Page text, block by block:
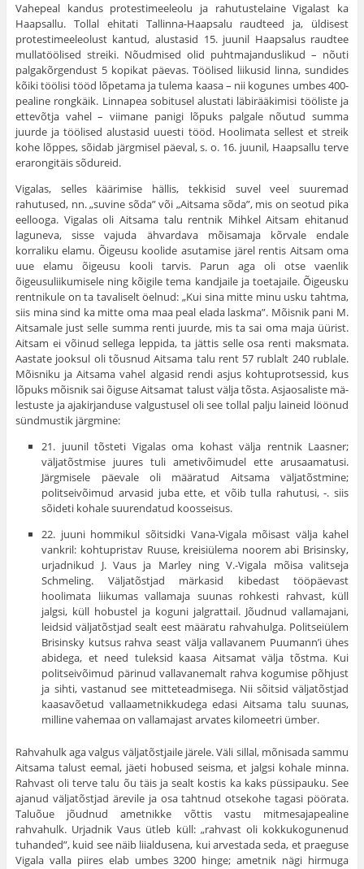
Vahepeal kandus protestimeeleolu ja rahutustelaine Vigalast ka
Haapsallu. Tollal ehitati Tallinna-Haapsalu raudteed ja, ül­disest
protestimeeleolust kantud, alustasid 15. juunil Haapsalus raudtee
mullatöölised streiki. Nõudmised olid puhtmajandus­likud – nõuti
palgakõrgendust 5 kopikat päevas. Töölised lii­kusid linna, sundides
kõiki töölisi tööd lõpetama ja tulema kaasa – nii kogunes umbes 400-
pealine rongkäik. Linnapea sobitusel alustati läbirääkimisi tööliste ja
ettevõtja vahel – viimane panigi lõpuks palgale nõutud summa
juurde ja töölised alustasid uuesti tööd. Hoolimata sellest et streik
kohe lõppes, sõidab järgmisel päeval, s. o. 16. juunil, Haapsallu terve
erarongitäis sõdureid.
Vigalas, selles käärimise hällis, tekkisid suvel veel suuremad
rahutused, nn. „suvine sõda” või „Aitsama sõda”, mis on seotud pika
eellooga. Vigalas oli Aitsama talu rentnik Mihkel Aitsam ehitanud
laguneva, sisse vajuda ähvardava mõisamaja kõrvale en­dale
korraliku elamu. Õigeusu koolide asutamise järel rentis Aitsam oma
uue elamu õigeusu kooli tarvis. Parun aga oli otse vaenlik
õigeusuliikumisele ning kõigile tema kandjaile ja toetajaile. Õigeusku
rentnikule on ta tavaliselt öelnud: „Kui sina mitte minu usku tahtma,
siis mina sind ka mitte oma maa peal elada laskma”. Mõisnik pani M.
Aitsamale just selle summa renti juurde, mis ta sai oma maja üürist.
Aitsam ei võinud sellega leppida, ta jättis selle osa renti maksmata.
Aastate jooksul oli tõusnud Aitsama talu rent 57 rublalt 240 rublale.
Mõisniku ja Aitsama vahel algasid rendi asjus kohtuprotsessid, kus
lõpuks mõisnik sai õiguse Aitsamat talust välja tõsta. Asjaosaliste mä­
lestuste ja ajakirjanduse valgustusel oli see tollal palju laineid löönud
sündmustik järgmine:
21. juunil tõsteti Vigalas oma kohast välja rentnik Laasner;
väljatõstmise juures tuli ametivõimudel ette arusaamatusi.
Järgmisele päe­vale oli määratud Aitsama väljatõstmine;
politseivõimud arvasid juba ette, et võib tulla rahutusi, -. siis
sõideti kohale suurendatud koosseisus.
22. juuni hommikul sõitsidki Vana-Vigala mõisast välja kahel
vank­ril: kohtupristav Ruuse, kreisiülema noorem abi Brisinsky,
urjadnikud J. Vaus ja Marley ning V.-Vigala mõisa valitseja
Schmeling. Väljatõstjad märkasid kibedast tööpäevast
hoolimata liikumas vallamaja suunas roh­kesti rahvast, küll
jalgsi, küll hobustel ja koguni jalgrattail. Jõudnud vallamajani,
leidsid väljatõstjad sealt eest määratu rahvahulga. Politsei­ülem
Brisinsky kutsus rahva seast välja vallavanem Puumann’i ühes
abi­dega, et need tuleksid kaasa Aitsamat välja tõstma. Kui
politseivõimud pärinud vallavanemalt rahva kogumise põhjust
ja sihti, vastanud see mitteteadmisega. Nii sõitsid väljatõstjad
kaasavõetud vallaametnikkudega edasi Aitsama talu suunas,
milline vahemaa on vallamajast arvates kilo­meetri ümber.
Rahvahulk aga valgus väljatõstjaile järele. Väli sillal, mõnisada sammu
Aitsama talust eemal, jäeti hobused seisma, et jalgsi kohale minna.
Rahvast oli terve talu õu täis ja sealt kostis ka kaks püssipauku. See
ajanud väljatõstjad ärevile ja osa tahtnud otsekohe tagasi pöörata.
Talu­õue jõudnud ametnikke võttis vastu mitmesajapealine
rahvahulk. Urjadnik Vaus ütleb küll: „rahvast oli kokkukogunenud
tuhanded”, kuid see näib liialdusena, kui arvestada seda, et praeguse
Vigala valla piires elab umbes 3200 hinge; ametnik nägi hirmuga